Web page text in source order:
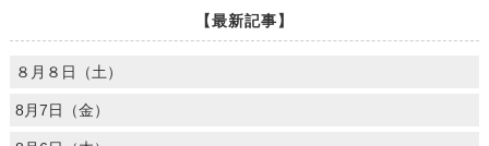
【最新記事】
８月８日（土）
8月7日（金）